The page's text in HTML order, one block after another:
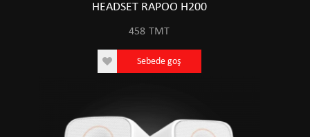
HEADSET RAPOO H200
458 TMT
Sebede goş